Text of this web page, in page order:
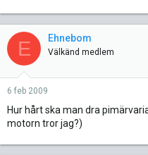
E Ehnebom
Välkänd medlem
6 feb 2009
Hur hårt ska man dra
motorn tror jag?)